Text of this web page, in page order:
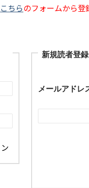
こちらのフォームから登
新規読者登
メールアドレ